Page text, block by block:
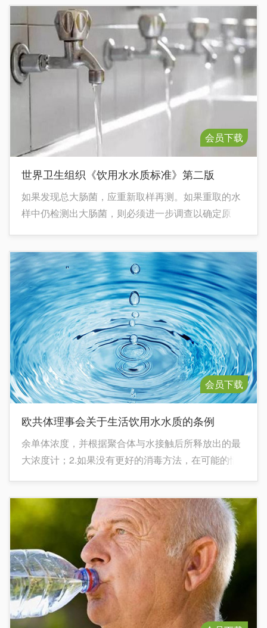
1mg/L（在配水系统中或在密闭到塑料瓶中于130℉下
保持12小时后，再经过滤后到碱度变化值）试棒试验
（结垢和腐
会员下载
世界卫生组织《饮用水水质标准》第二版
如果发现总大肠菌，应重新取样再测。如果重取的水
样中仍检测出大肠菌，则必须进一步调查以确定原
会员下载
欧共体理事会关于生活饮用水水质的条例
余单体浓度，并根据聚合体与水接触后所释放出的最
大浓度计；2.如果没有更好的消毒方法，在可能的情
平均水质。成员国必须考虑到可能会影响人体健康的
峰值出现情况。 4.该指令生效后5年到15年，
铅的参数值为25μg/L。在达到指令中规定的参数值
前，成员国应确保采用适当的方法，尽可能降低水中
铅的浓度。